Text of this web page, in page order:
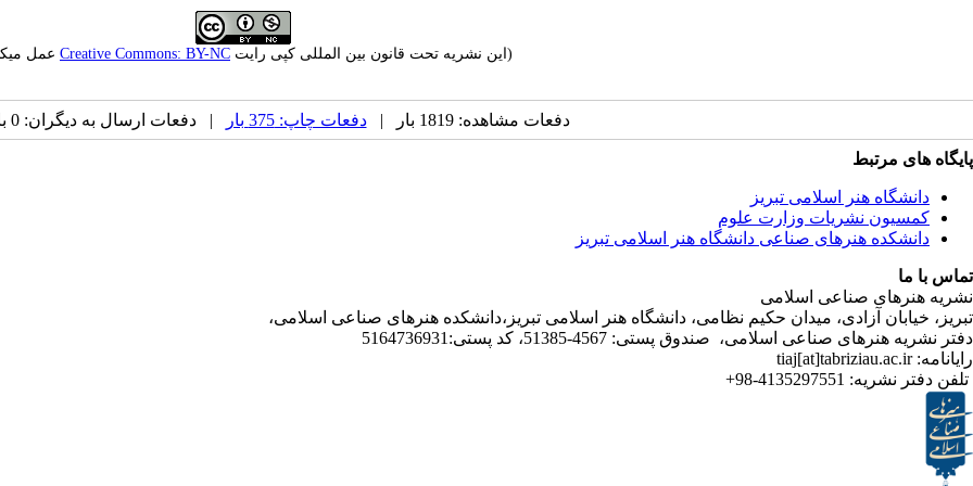
(این نشریه تحت قانون بین المللی کپی رایت Creative Commons: BY-NC عمل
دفعات مشاهده: 1819 بار | دفعات چاپ: 375 بار | دفعات ارسال به دیگران: 0 بار |
پایگاه های مرتبط
دانشگاه هنر اسلامی تبریز
کمسیون نشریات وزارت علوم
دانشکده هنرهای صناعی دانشگاه هنر اسلامی تبریز
تماس با ما
نشریه هنرهای صناعی اسلامی
تبریز، خیابان آزادی، میدان حکیم نظامی، دانشگاه هنر اسلامی تبریز،دانشکده هنرهای صناعی اسلامی،
دفتر نشریه هنرهای صناعی اسلامی، صندوق پستی: 4567-51385، کد پستی:5164736931
رایانامه: tiaj[at]tabriziau.ac.ir
تلفن دفتر نشریه: 4135297551-98+